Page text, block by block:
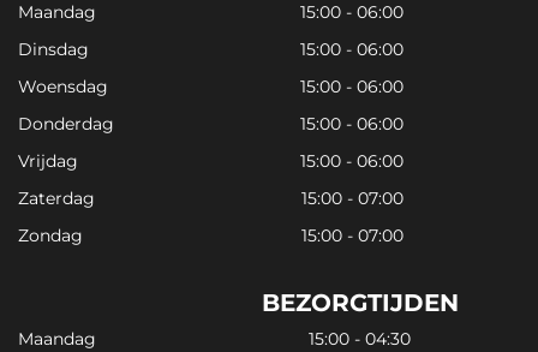
Maandag
15:00 - 06:00
Dinsdag
15:00 - 06:00
Woensdag
15:00 - 06:00
Donderdag
15:00 - 06:00
Vrijdag
15:00 - 06:00
Zaterdag
15:00 - 07:00
Zondag
15:00 - 07:00
BEZORGTIJDEN
Maandag
15:00 - 04:30